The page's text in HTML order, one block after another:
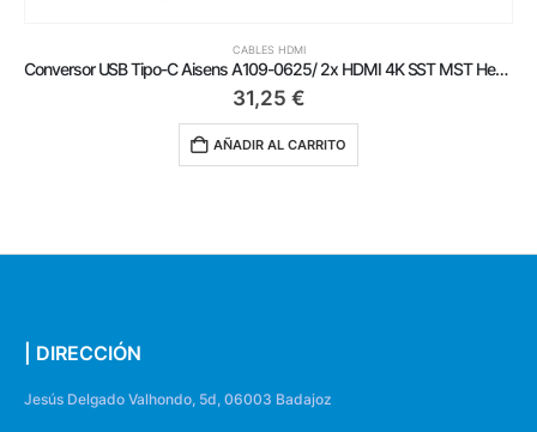
CABLES HDMI
Conversor USB Tipo-C Aisens A109-0625/ 2x HDMI 4K SST MST Hembra – USB Tipo-C Macho – USB Hembra – USB Tipo-C Hembra
31,25 €
AÑADIR AL CARRITO
| DIRECCIÓN
Jesús Delgado Valhondo, 5d, 06003 Badajoz